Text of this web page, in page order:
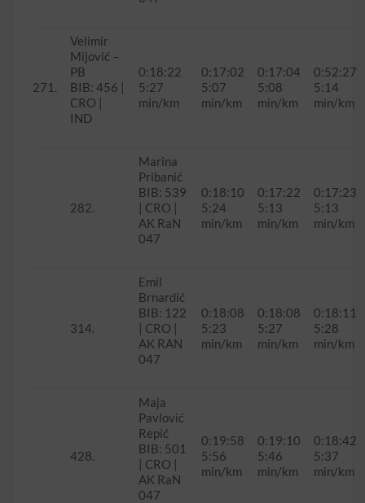
271.
Velimir
Mijović –
PB
BIB: 456 |
CRO |
IND
0:18:22
5:27
min/km
0:17:02
5:07
min/km
0:17:04
5:08
min/km
0:52:27
5:14
min/km
282.
Marina
Pribanić
BIB: 539
| CRO |
AK RaN
047
0:18:10
5:24
min/km
0:17:22
5:13
min/km
0:17:23
5:13
min/km
314.
Emil
Brnardić
BIB: 122
| CRO |
AK RAN
047
0:18:08
5:23
min/km
0:18:08
5:27
min/km
0:18:11
5:28
min/km
428.
Maja
Pavlović
Repić
BIB: 501
| CRO |
AK RaN
047
0:19:58
5:56
min/km
0:19:10
5:46
min/km
0:18:42
5:37
min/km